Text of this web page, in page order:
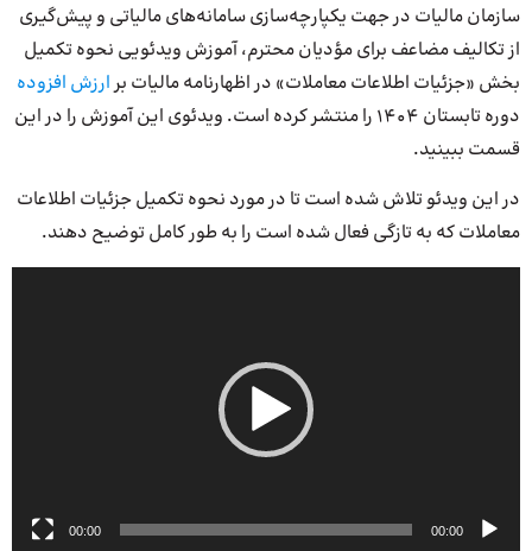
سازمان مالیات در جهت یکپارچه‌سازی سامانه‌های مالیاتی و پیش‌گیری
از تکالیف مضاعف برای مؤدیان محترم، آموزش ویدئویی نحوه تکمیل
بخش «جزئیات اطلاعات معاملات» در اظهارنامه مالیات برارزش افزوده
دوره تابستان ۱۴۰۴ را منتشر کرده است. ویدئوی این آموزش را در این
قسمت ببینید.
در این ویدئو تلاش شده است تا در مورد نحوه تکمیل جزئیات اطلاعات
معاملات که به تازگی فعال شده است را به طور کامل توضیح دهند.
00:00
00:00